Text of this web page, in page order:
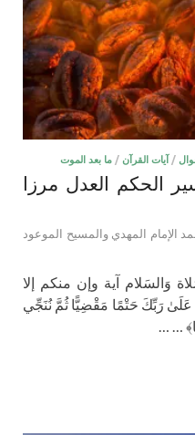
/ آيات القرآن / ما بعد الموت
الحكم العدل مرزا
الإمام المهدي والمسيح الموعود
وَالسَلام آية وإن منكم إلا
عَلَىٰ رَبِّكَ حَتْمًا مَقْضِيًّا ثُمَّ نُنَجِّي
… …